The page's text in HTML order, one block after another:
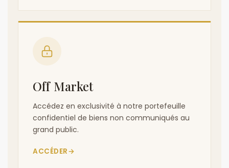
Off Market
Accédez en exclusivité à notre portefeuille
confidentiel de biens non communiqués au
grand public.
ACCÉDER→